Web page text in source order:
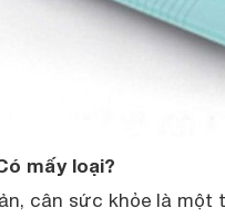
mấy loại?
cân sức khỏe là